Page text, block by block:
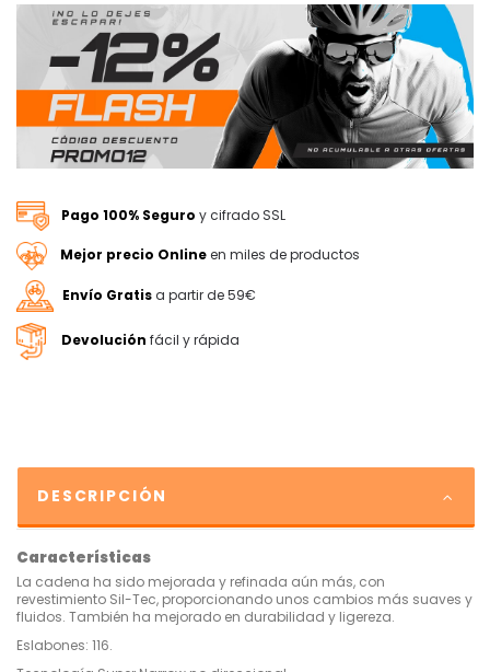
Pago 100% Seguro y cifrado SSL
Mejor precio Onlineen miles de productos
Envío Gratisa partir de 59€
Devolución fácil y rápida
DESCRIPCIÓN
Características
La cadena ha sido mejorada y refinada aún más, con
revestimiento Sil-Tec, proporcionando unos cambios más suaves y
fluidos. También ha mejorado en durabilidad y ligereza.
Eslabones: 116.